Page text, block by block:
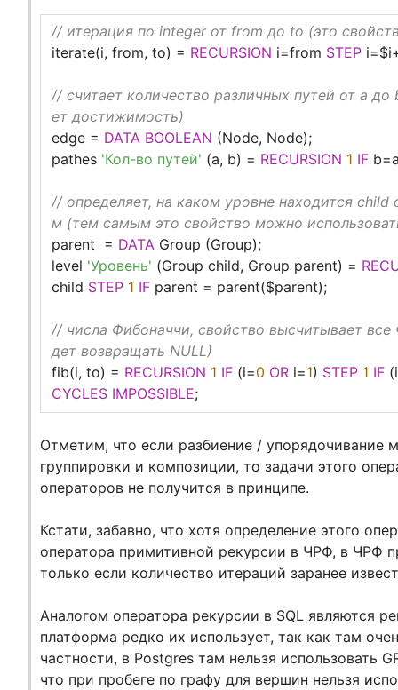
// итерация по integer от from до to (это
iterate(i, from, to) = RECURSION i=from STEP
// считает количество различных путей от a
ет достижимость)
edge = DATA BOOLEAN (Node, Node);
pathes 'Кол-во путей' (a, b) = RECURSION 1 IF
// определяет, на каком уровне находится
м (тем самым это свойство можно
parent = DATA Group (Group);
level 'Уровень' (Group child, Group parent) =
child STEP 1 IF parent = parent($parent);
// числа Фибоначчи, свойство высчитывает
дет возвращать NULL)
fib(i, to) = RECURSION 1 IF (i=0 OR i=1) STEP 1 IF
CYCLES IMPOSSIBLE;
Отметим, что если разбиение /
группировки и композиции, то задачи этого
операторов не получится в принципе.
Кстати, забавно, что хотя определение этого
оператора примитивной рекурсии в ЧРФ, в ЧРФ
только если количество итераций заранее
Аналогом оператора рекурсии в SQL являются
платформа редко их использует, так как там
частности, в Postgres там нельзя использовать
что при пробеге по графу для вершин нельзя